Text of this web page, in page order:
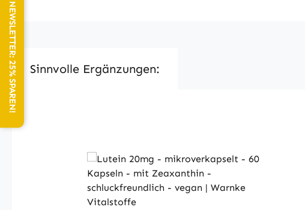
NEWSLETTER: 25% SPAREN! Sinnvolle Ergänzungen: